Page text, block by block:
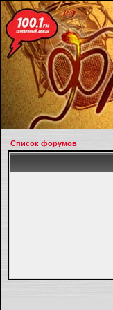
Список форумов